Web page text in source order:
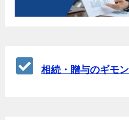
相続・贈与のギモン